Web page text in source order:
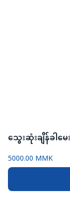
သွေးဆုံးချိန်ခါမေ
5000.00 MMK